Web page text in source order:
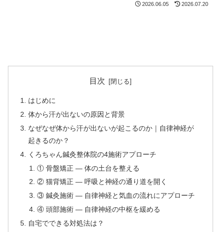
2026.06.05 2026.07.20
目次
はじめに
体から汗が出ないの原因と背景
なぜなぜ体から汗が出ないが起こるのか｜自律神経が
起きるのか？
くろちゃん鍼灸整体院の4施術アプローチ
① 骨盤矯正 — 体の土台を整える
② 猫背矯正 — 呼吸と神経の通り道を開く
③ 鍼灸施術 — 自律神経と気血の流れにアプローチ
④ 頭部施術 — 自律神経の中枢を緩める
自宅でできる対処法は？